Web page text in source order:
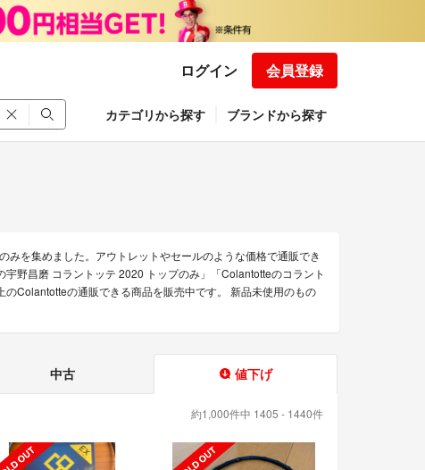
ログイン 会員登録
カテゴリから探す ブランドから探す
を集めました。アウトレットやセールのような価格で通販でき
野昌磨 コラントッテ 2020 トップのみ」「Colantotteのコラント
Colantotteの通販できる商品を販売中です。 新品未使用のもの
中古 値下げ
約1,000件中 1405 - 1440件